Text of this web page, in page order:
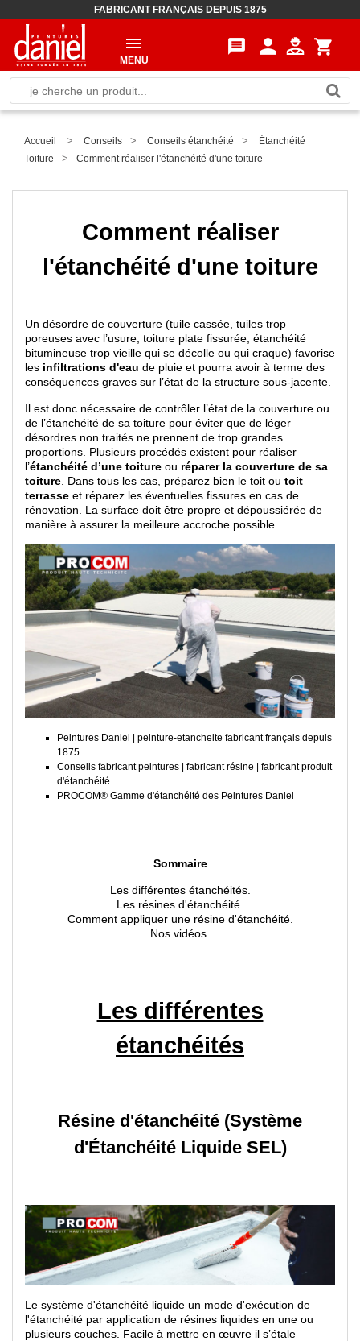
FABRICANT FRANÇAIS DEPUIS 1875
message person shopping_cart
MENU
Accueil > Conseils > Conseils étanchéité >
Étanchéité
Toiture
> Comment réaliser l'étanchéité d'une toiture
Comment réaliser
l'étanchéité d'une toiture
Un désordre de couverture (tuile cassée, tuiles trop
poreuses avec l’usure, toiture plate fissurée, étanchéité
bitumineuse trop vieille qui se décolle ou qui craque) favorise
les infiltrations d'eau de pluie et pourra avoir à terme des
conséquences graves sur l’état de la structure sous-jacente.
Il est donc nécessaire de contrôler l’état de la couverture ou
de l’étanchéité de sa toiture pour éviter que de léger
désordres non traités ne prennent de trop grandes
proportions. Plusieurs procédés existent pour réaliser
l’étanchéité d’une toiture ou réparer la couverture de sa
toiture . Dans tous les cas, préparez bien le toit ou toit
terrasse et réparez les éventuelles fissures en cas de
rénovation. La surface doit être propre et dépoussiérée de
manière à assurer la meilleure accroche possible.
Peintures Daniel | peinture-etancheite fabricant français depuis
1875
Conseils fabricant peintures | fabricant résine | fabricant produit
d'étanchéité.
PROCOM® Gamme d'étanchéité des Peintures Daniel
Sommaire
Les différentes étanchéités.
Les résines d'étanchéité.
Comment appliquer une résine d'étanchéité.
Nos vidéos.
Les différentes
étanchéités
Résine d'étanchéité (Système
d'Étanchéité Liquide SEL)
Le système d'étanchéité liquide un mode d'exécution de
l'étanchéité par application de résines liquides en une ou
plusieurs couches. Facile à mettre en œuvre il s’étale